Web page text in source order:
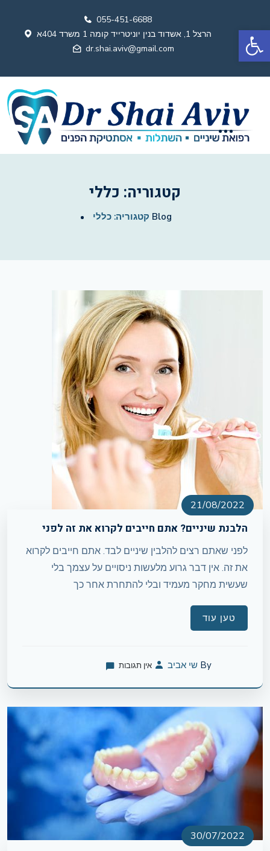
055-451-6688
הרצל 1, אשדוד בנין יוניטרייד קומה 1 משרד 404א
dr.shai.aviv@gmail.com
קטגוריה: כללי
Blog קטגוריה:כללי
21/08/2022
הלבנת שיניים? אתם חייבים לקרוא את זה לפני
לפני שאתם רצים להלבין שיניים לבד. אתם חייבים לקרוא
את זה. אין דבר גרוע מלעשות ניסויים על עצמך בלי
שעשית מחקר מעמיד ובלי להתחרת אחר כך
טען עוד
By שי אביב אין תגובות
30/07/2022
פתח סרגל נגישות